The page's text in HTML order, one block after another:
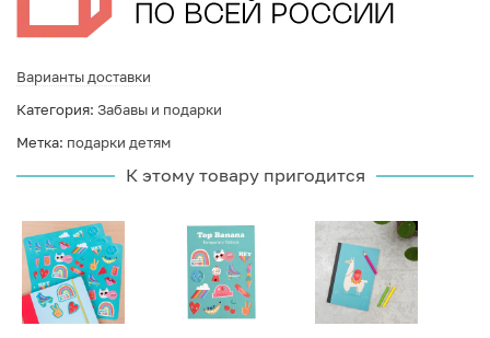
Варианты доставки
Категория: Забавы и подарки
Метка: подарки детям
К этому товару пригодится